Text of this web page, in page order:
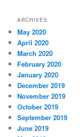
ARCHIVES
May 2020
April 2020
March 2020
February 2020
January 2020
December 2019
November 2019
October 2019
September 2019
June 2019